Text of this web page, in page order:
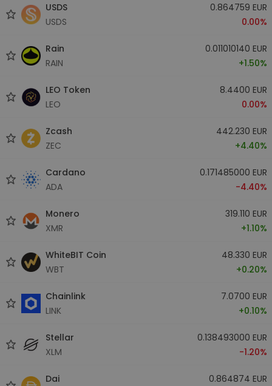
USDS
USDS
0.864759 EUR
0.00%
Rain
RAIN
0.011010140 EUR
+1.50%
LEO Token
LEO
8.4400 EUR
0.00%
Zcash
ZEC
442.230 EUR
+4.40%
Cardano
ADA
0.171485000 EUR
-4.40%
Monero
XMR
319.110 EUR
+1.10%
WhiteBIT Coin
WBT
48.330 EUR
+0.20%
Chainlink
LINK
7.0700 EUR
+0.10%
Stellar
XLM
0.138493000 EUR
-1.20%
Dai
0.864874 EUR